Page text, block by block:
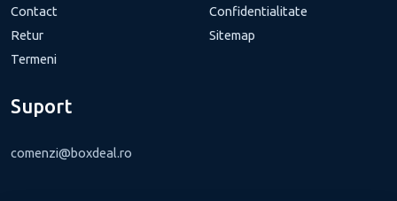
Contact
Retur
Termeni
Confidentialitate
Sitemap
Suport
comenzi@boxdeal.ro